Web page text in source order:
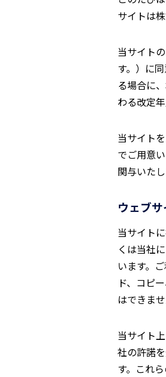
サイトは
当サイト
す。）に
る場合に
わる改定
当サイト
でご用意
関与いたし
ウェブ
当サイト
くは当社
います。
ド、コピ
はできませ
当サイト
社の許諾
す。これ